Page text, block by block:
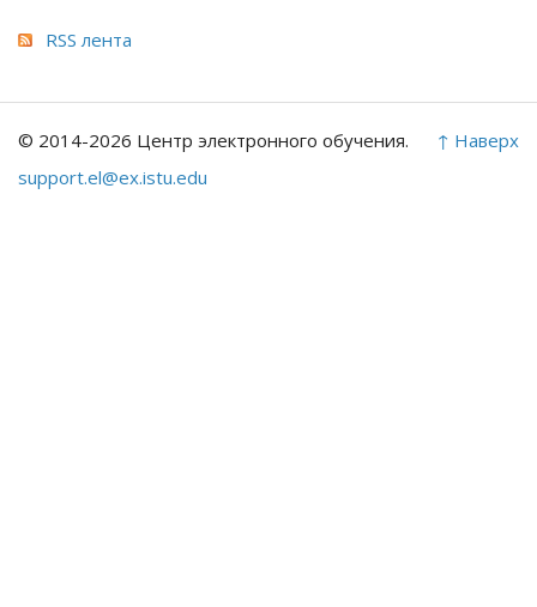
RSS лента
↑ Наверх
© 2014-2026 Центр электронного обучения.
support.el@ex.istu.edu